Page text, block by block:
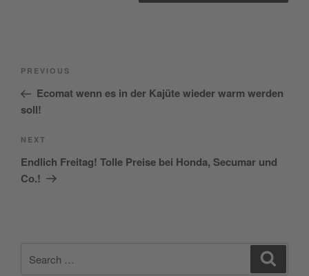
Beitragsnavigation
Previous
Post
PREVIOUS
Ecomat wenn es in der Kajüte wieder warm werden
soll!
Next
Post
NEXT
Endlich Freitag! Tolle Preise bei Honda, Secumar und
Co.!
for: